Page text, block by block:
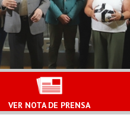
VER NOTA DE PRENSA